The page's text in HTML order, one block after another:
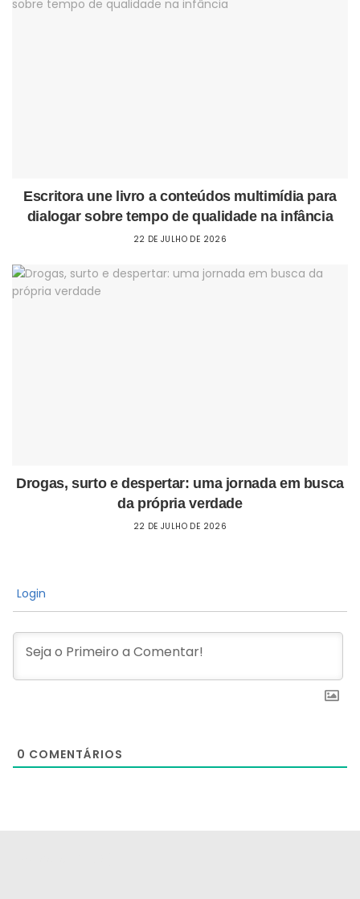
Escritora une livro a conteúdos multimídia para
dialogar sobre tempo de qualidade na infância
22 DE JULHO DE 2026
Drogas, surto e despertar: uma jornada em busca
da própria verdade
22 DE JULHO DE 2026
Login
0 COMENTÁRIOS